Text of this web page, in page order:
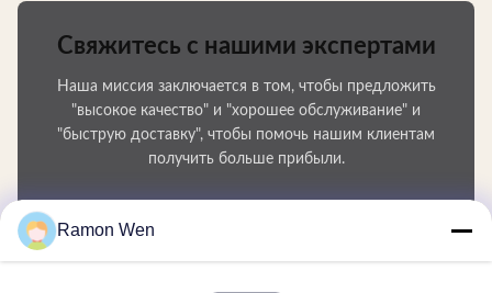
Свяжитесь с нашими экспертами
Наша миссия заключается в том, чтобы предложить
"высокое качество" и "хорошее обслуживание" и
"быструю доставку", чтобы помочь нашим клиентам
получить больше прибыли.
Ваше имя
Ramon Wen